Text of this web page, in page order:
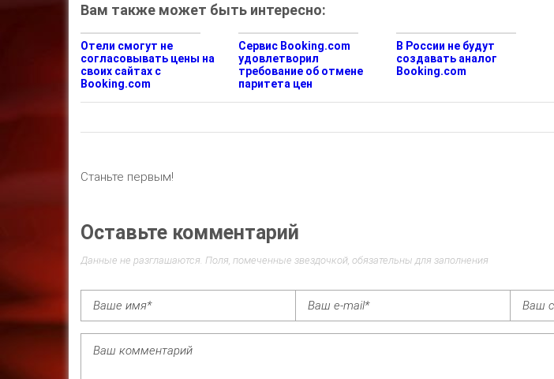
Вам также может быть интересно:
Отели смогут не
согласовывать цены на
своих сайтах с
Booking.com
Сервис Booking.com
удовлетворил
требование об отмене
паритета цен
В России не будут
создавать аналог
Booking.com
Станьте первым!
Оставьте комментарий
Данные не разглашаются. Поля, помеченные звездочкой, обязательны для заполнения